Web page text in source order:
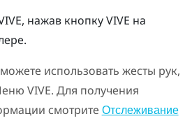
, нажав кнопкуVIVE на
использовать жесты рук,
VIVE. Для получения
смотрите Отслеживание